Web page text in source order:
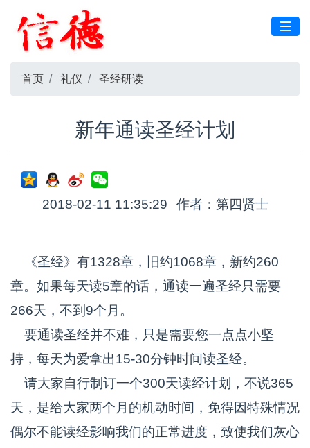
首页 礼仪 圣经研读
新年通读圣经计划
2018-02-11 11:35:29 作者：第四贤士
《圣经》有1328章，旧约1068章，新约260
章。如果每天读5章的话，通读一遍圣经只需要
266天，不到9个月。
要通读圣经并不难，只是需要您一点点小坚
持，每天为爱拿出15-30分钟时间读圣经。
请大家自行制订一个300天读经计划，不说365
天，是给大家两个月的机动时间，免得因特殊情况
偶尔不能读经影响我们的正常进度，致使我们灰心